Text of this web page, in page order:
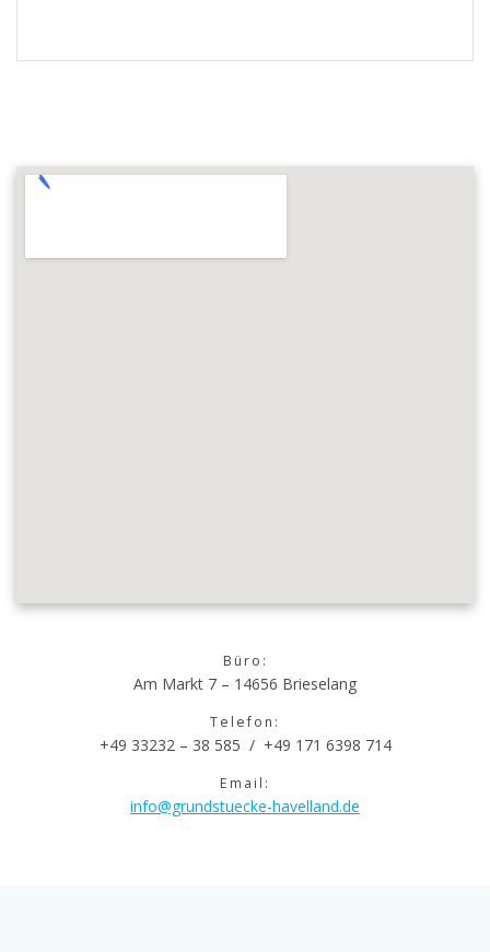
Büro:
Am Markt 7 – 14656 Brieselang
Telefon:
+49 33232 – 38 585 / +49 171 6398 714
Email:
info@grundstuecke-havelland.de